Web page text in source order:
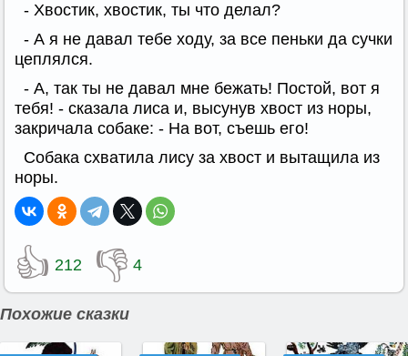
- Хвостик, хвостик, ты что делал?
- А я не давал тебе ходу, за все пеньки да сучки
цеплялся.
- А, так ты не давал мне бежать! Постой, вот я
тебя! - сказала лиса и, высунув хвост из норы,
закричала собаке: - На вот, съешь его!
Собака схватила лису за хвост и вытащила из
норы.
👍 212 👎 4
Похожие сказки